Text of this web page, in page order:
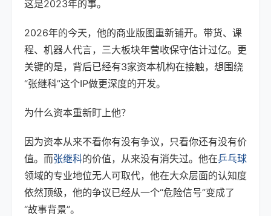
这是2023年的事。
2026年的今天，他的商业版图重新铺开。带货、课
程、机器人代言，三大板块年营收保守估计过亿。更
关键的是，背后已经有3家资本机构在接触，想围绕
“张继科”这个IP做更深度的开发。
为什么资本重新盯上他？
因为资本从来不看你有没有争议，只看你还有没有价
值。而张继科的价值，从来没有消失过。他在乒乓球
领域的专业地位无人可取代，他在大众层面的认知度
依然顶级，他的争议已经从一个“危险信号”变成了
“故事背景”。